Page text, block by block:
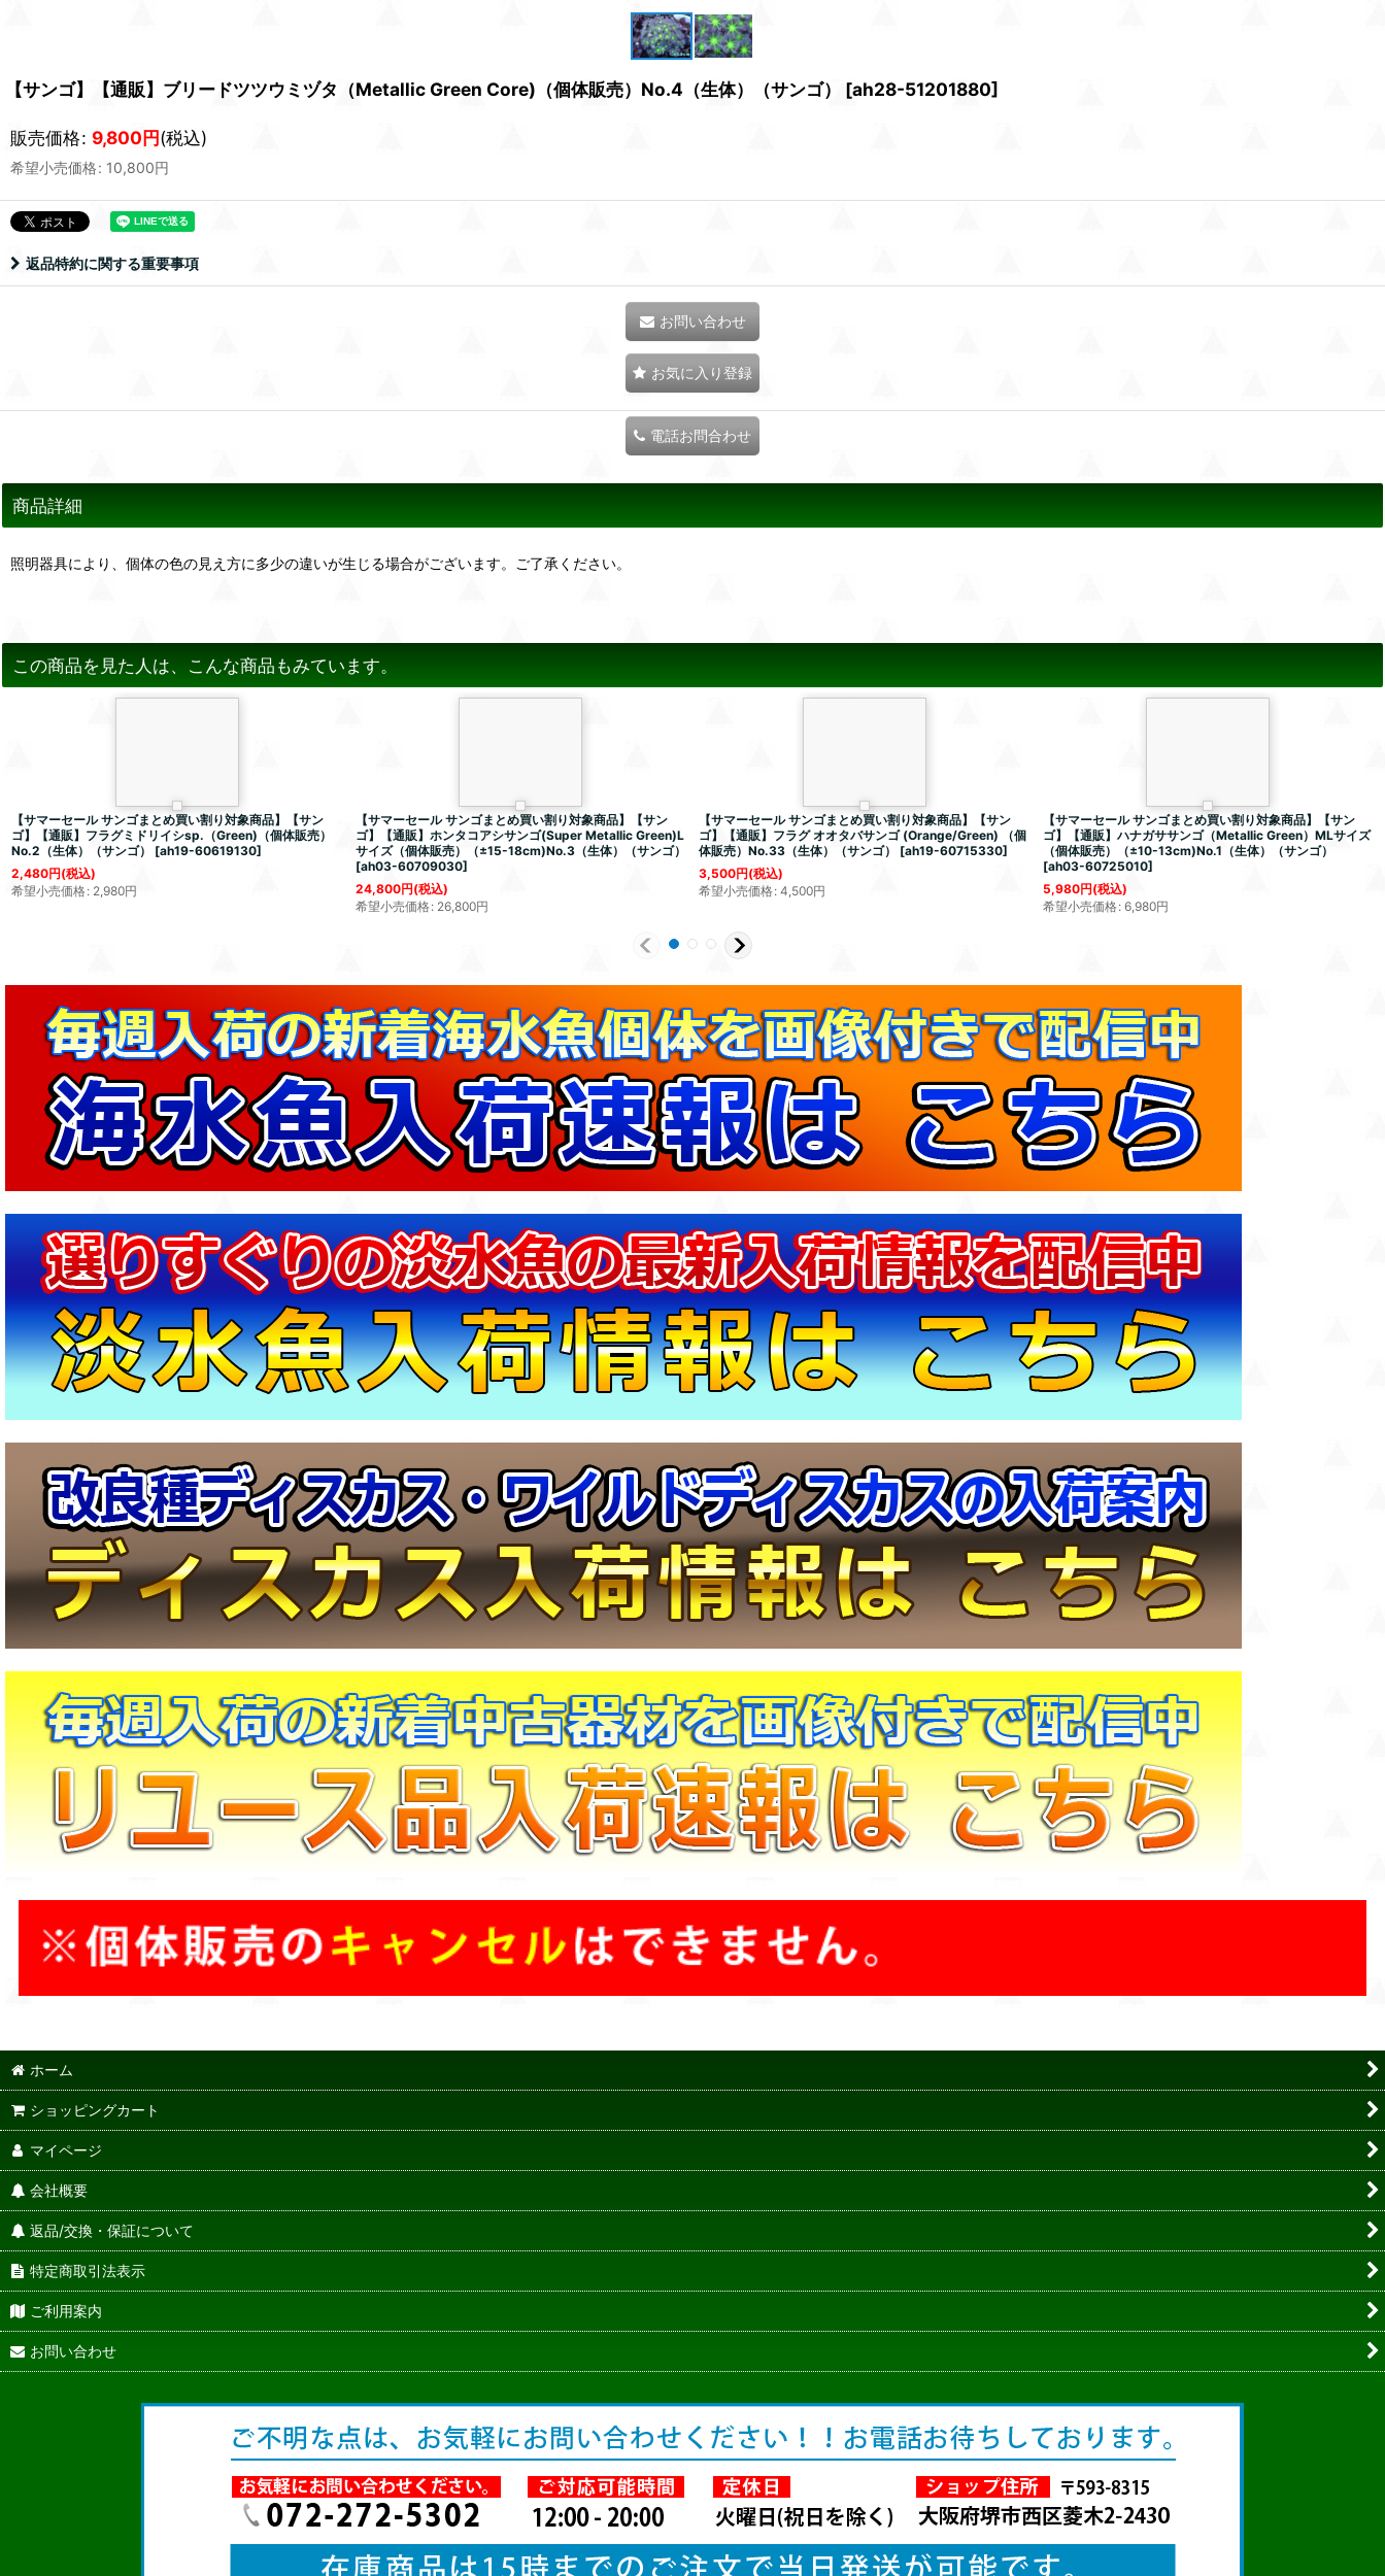
【サンゴ】【通販】ブリードツツウミヅタ（Metallic Green Core)（個体販売）No.4（生体）（サンゴ） [ah28-51201880]
販売価格: 9,800円(税込)
希望小売価格: 10,800円
返品特約に関する重要事項
お問い合わせ
お気に入り登録
電話お問合わせ
商品詳細
照明器具により、個体の色の見え方に多少の違いが生じる場合がございます。ご了承ください。
この商品を見た人は、こんな商品もみています。
【サマーセール サンゴまとめ買い割り対象商品】【サン
ゴ】【通販】フラグミドリイシsp.（Green)（個体販売）
No.2（生体）（サンゴ）
[ah19-60619130]
2,480円(税込)
希望小売価格: 2,980円
【サマーセール サンゴまとめ買い割り対象商品】【サン
ゴ】【通販】ホンタコアシサンゴ(Super Metallic Green)L
サイズ（個体販売）（±15-18cm)No.3（生体）（サンゴ）
[ah03-60709030]
24,800円(税込)
希望小売価格: 26,800円
【サマーセール サンゴまとめ買い割り対象商品】【サン
ゴ】【通販】フラグ オオタバサンゴ (Orange/Green) （個
体販売）No.33（生体）（サンゴ）
[ah19-60715330]
3,500円(税込)
希望小売価格: 4,500円
【サマーセール サンゴまとめ買い割り対象商品】【サン
ゴ】【通販】ハナガササンゴ（Metallic Green）MLサイズ
（個体販売）（±10-13cm)No.1（生体）（サンゴ）
[ah03-60725010]
5,980円(税込)
希望小売価格: 6,980円
ホーム
ショッピングカート
マイページ
会社概要
返品/交換・保証について
特定商取引法表示
ご利用案内
お問い合わせ